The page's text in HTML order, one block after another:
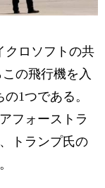
クロソフトの共
の飛行機を入
1つである。
フォーストラ
トランプ氏の